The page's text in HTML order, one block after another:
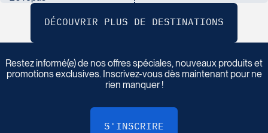
Insc ivez vous à n o tre inf lettre
Restez informé(e) de nos offres spéciales, nouveaux produits et
promotions exclusives. Inscrivez-vous dès maintenant pour ne
rien manquer !